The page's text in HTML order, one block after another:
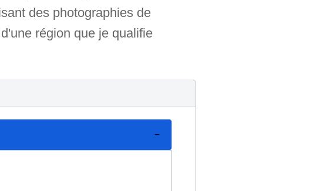
des photographies de
région que je qualifie